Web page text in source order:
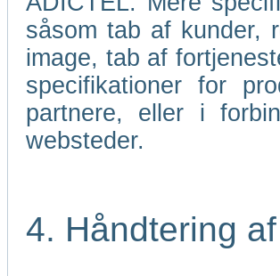
såsom tab af kunder,
image, tab af
specifikationer for
partnere, eller i
websteder.
4. Håndtering